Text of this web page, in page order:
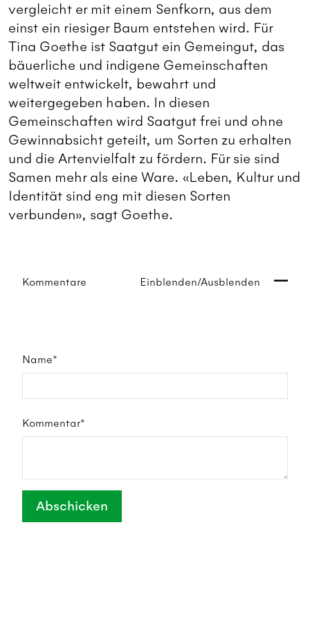
vergleicht er mit einem Senfkorn, aus dem
einst ein riesiger Baum entstehen wird. Für
Tina Goethe ist Saatgut ein ­Gemeingut, das
bäuerliche und indigene Gemeinschaften
weltweit entwickelt, ­bewahrt und
weitergegeben haben. In diesen
Gemeinschaften wird Saatgut frei und ohne
Gewinnabsicht geteilt, um Sorten zu erhalten
und die Artenvielfalt zu fördern. Für sie sind
Samen mehr als eine Ware. «Leben, Kultur und
Identität sind eng mit diesen Sorten
verbunden», sagt Goethe.
Kommentare Einblenden/Ausblenden
Name*
Kommentar*
Abschicken